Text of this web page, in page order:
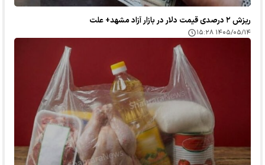
ریزش ۲ درصدی قیمت دلار در بازار آزاد مشهد+ علت
۱۴۰۵/۰۵/۱۴ ۱۵:۲۸